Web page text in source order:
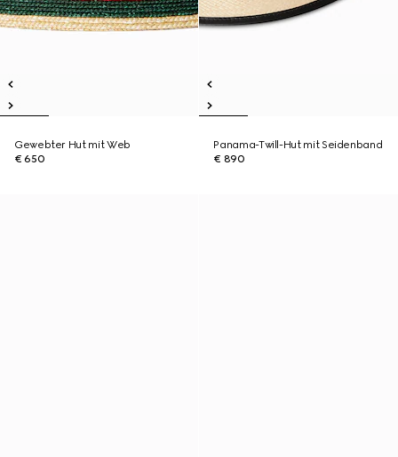
Gewebter Hut mit Web
€ 650
Panama-Twill-Hut mit Seidenband
€ 890